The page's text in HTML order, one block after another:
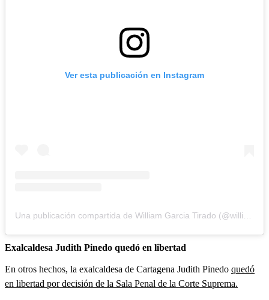
Ver esta publicación en Instagram
Exalcaldesa Judith Pinedo quedó en libertad
En otros hechos, la exalcaldesa de Cartagena Judith Pinedo quedó
en libertad por decisión de la Sala Penal de la Corte Suprema.